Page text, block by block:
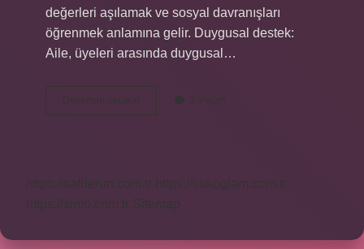
değerleri aşılamak ve sosyal davranışları
öğrenmek anlamına gelir. Duygusal destek:
Aile, üyeleri arasında duygusal…
Devamını okuyun
Sosyolojide
Ailenin
2 Yorum
https://safderun.com.tr
https://sokoglam.com.tr
https://sinto.com.tr
Sitemap